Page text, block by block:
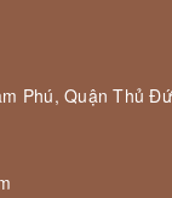
Phú, Quận Thủ